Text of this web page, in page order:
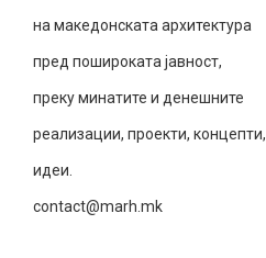
на македонската архитектура
пред пошироката јавност,
преку минатите и денешните
реализации, проекти, концепти,
идеи.
contact@marh.mk